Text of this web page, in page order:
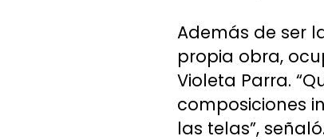
Además de ser
propia obra,
Violeta Parra.
composiciones
las telas”, señaló.